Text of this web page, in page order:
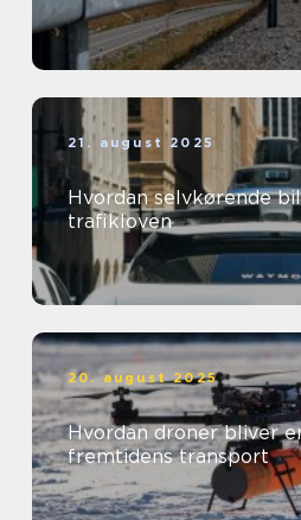
21. august 2025
Hvordan selvkørende
trafikloven
20. august 2025
Hvordan droner bliver
fremtidens transport